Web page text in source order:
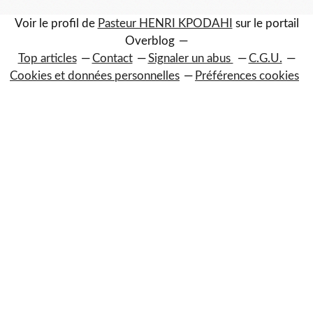
Voir le profil de Pasteur HENRI KPODAHI
sur le portail
Overblog
Top articles
Contact Signaler un abus
C.G.U.
Cookies et données personnelles
Préférences cookies